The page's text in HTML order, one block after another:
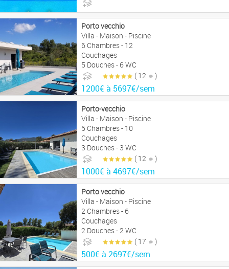
1500€ à 3370€/sem
Porto vecchio
Villa - Maison - Piscine
6 Chambres - 12
Couchages
5 Douches - 6 WC
( 12
)
1200€ à 5697€/sem
Porto-vecchio
Villa - Maison - Piscine
5 Chambres - 10
Couchages
3 Douches - 3 WC
( 12
)
1000€ à 4697€/sem
Porto vecchio
Villa - Maison - Piscine
2 Chambres - 6
Couchages
2 Douches - 2 WC
( 17
)
500€ à 2697€/sem